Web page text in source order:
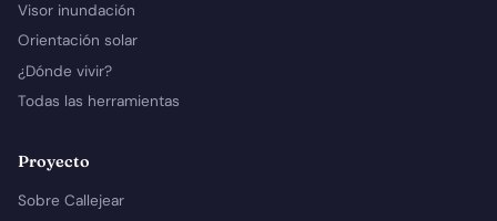
Visor inundación
Orientación solar
¿Dónde vivir?
Todas las herramientas
Proyecto
Sobre Callejear